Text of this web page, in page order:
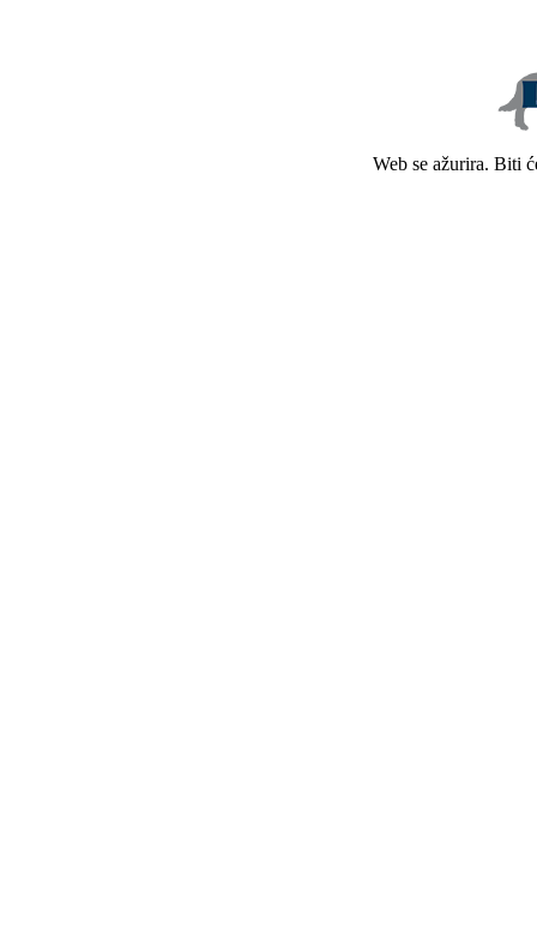
Web se ažurira. Biti